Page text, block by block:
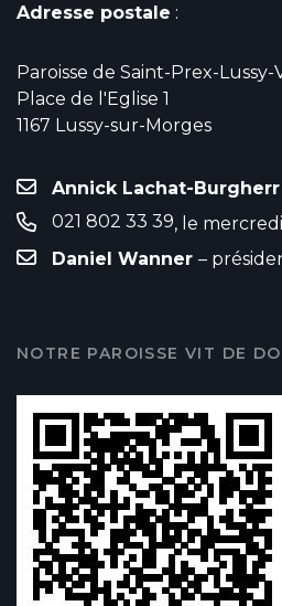
Adresse postale :
Paroisse de Saint-Prex-
Place de l'Eglise 1
1167 Lussy-sur-Morges
Annick Lachat-Burgherr
021 802 33 39, le
Daniel Wanner –
NOTRE PAROISSE VIT DE